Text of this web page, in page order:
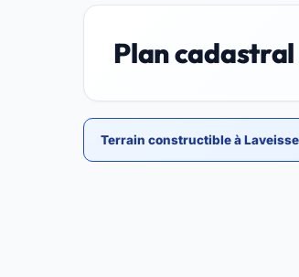
Plan
Terrain constructible à